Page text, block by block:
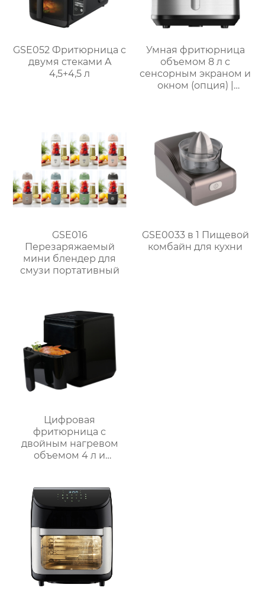
GSE052 Фритюрница с
двумя стеками A
4,5+4,5 л
Умная фритюрница
объемом 8 л с
сенсорным экраном и
окном (опция) |
GSE016
Перезаряжаемый
мини блендер для
смузи портативный
GSE0033 в 1 Пищевой
комбайн для кухни
Цифровая
фритюрница с
двойным нагревом
объемом 4 л и
стали | GSE030